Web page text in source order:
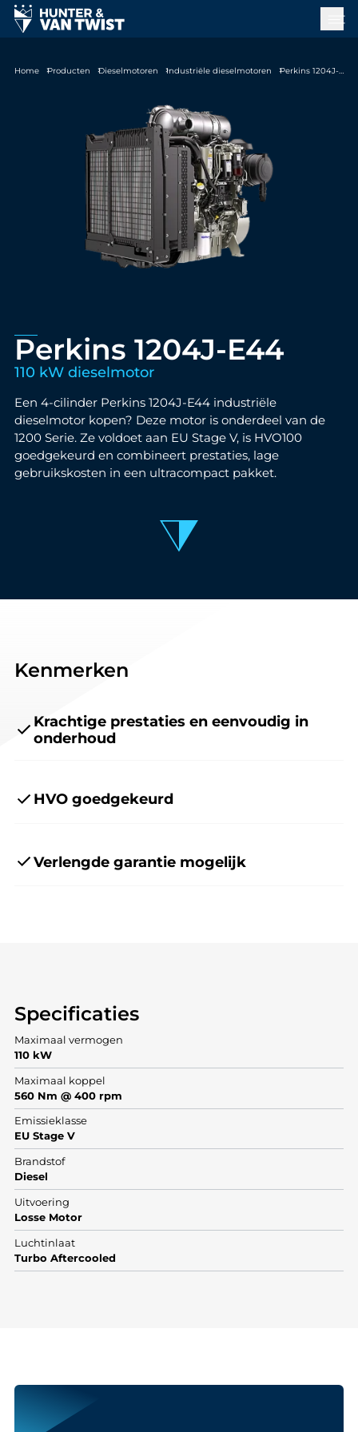
Home Producten Dieselmotoren Industriële dieselmotoren Perkins 1204J-E44
Perkins 1204J-E44
110 kW dieselmotor
Een 4-cilinder Perkins 1204J-E44 industriële
dieselmotor kopen? Deze motor is onderdeel van de
1200 Serie. Ze voldoet aan EU Stage V, is HVO100
goedgekeurd en combineert prestaties, lage
gebruikskosten in een ultracompact pakket.
Kenmerken
Krachtige prestaties en eenvoudig in
onderhoud
HVO goedgekeurd
Verlengde garantie mogelijk
Specificaties
Maximaal vermogen
110 kW
Maximaal koppel
560 Nm @ 400 rpm
Emissieklasse
EU Stage V
Brandstof
Diesel
Uitvoering
Losse Motor
Luchtinlaat
Turbo Aftercooled